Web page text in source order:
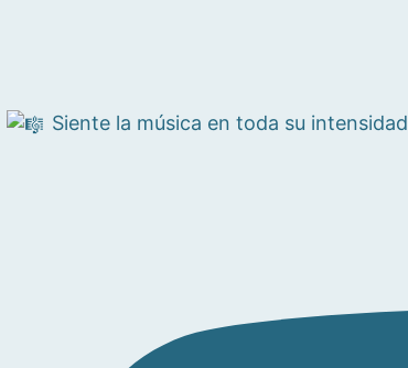
Siente la música en toda su intensidad